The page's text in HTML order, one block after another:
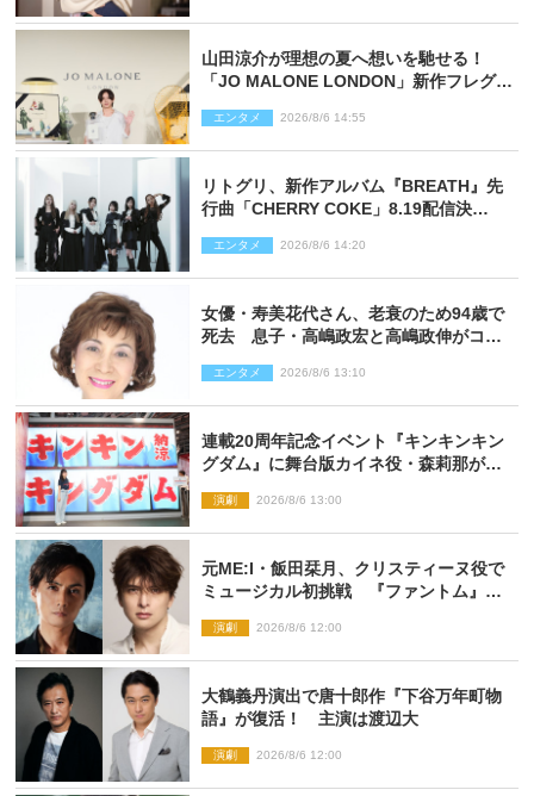
山田涼介が理想の夏へ想いを馳せる！
「JO MALONE LONDON」新作フレグラ
エンタメ 2026/8/6 14:55
リトグリ、新作アルバム『BREATH』先
行曲「CHERRY COKE」8.19配信決
エンタメ 2026/8/6 14:20
女優・寿美花代さん、老衰のため94歳で
死去 息子・高嶋政宏と高嶋政伸がコメ
優しい母でした」
エンタメ 2026/8/6 13:10
連載20周年記念イベント『キンキンキン
グダム』に舞台版カイネ役・森莉那が潜
演劇 2026/8/6 13:00
元ME:I・飯田栞月、クリスティーヌ役で
ミュージカル初挑戦 『ファントム』
演劇 2026/8/6 12:00
大鶴義丹演出で唐十郎作『下谷万年町物
語』が復活！ 主演は渡辺大
演劇 2026/8/6 12:00